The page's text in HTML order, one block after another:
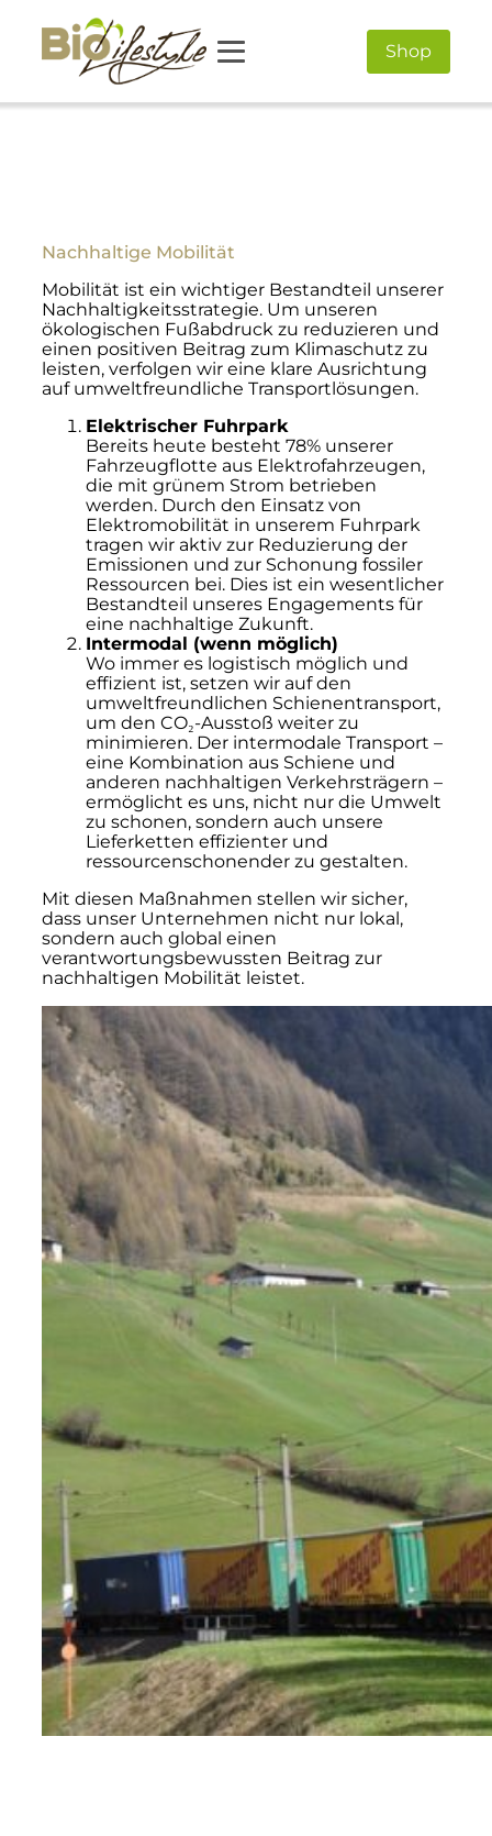
Shop
Nachhaltige Mobilität
Mobilität ist ein wichtiger Bestandteil unserer
Nachhaltigkeitsstrategie. Um unseren
ökologischen Fußabdruck zu reduzieren und
einen positiven Beitrag zum Klimaschutz zu
leisten, verfolgen wir eine klare Ausrichtung
auf umweltfreundliche Transportlösungen.
Elektrischer Fuhrpark
Bereits heute besteht 78% unserer
Fahrzeugflotte aus Elektrofahrzeugen,
die mit grünem Strom betrieben
werden. Durch den Einsatz von
Elektromobilität in unserem Fuhrpark
tragen wir aktiv zur Reduzierung der
Emissionen und zur Schonung fossiler
Ressourcen bei. Dies ist ein wesentlicher
Bestandteil unseres Engagements für
eine nachhaltige Zukunft.
Intermodal (wenn möglich)
Wo immer es logistisch möglich und
effizient ist, setzen wir auf den
umweltfreundlichen Schienentransport,
um den CO₂-Ausstoß weiter zu
minimieren. Der intermodale Transport –
eine Kombination aus Schiene und
anderen nachhaltigen Verkehrsträgern –
ermöglicht es uns, nicht nur die Umwelt
zu schonen, sondern auch unsere
Lieferketten effizienter und
ressourcenschonender zu gestalten.
Mit diesen Maßnahmen stellen wir sicher,
dass unser Unternehmen nicht nur lokal,
sondern auch global einen
verantwortungsbewussten Beitrag zur
nachhaltigen Mobilität leistet.